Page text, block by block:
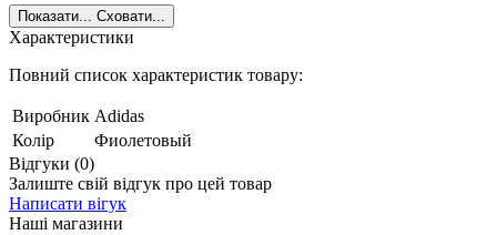
Показати... Сховати...
Характеристики
Повний список характеристик товару:
Виробник Adidas
Колір
Фиолетовый
Відгуки (0)
Залиште свій відгук про цей товар
Написати вігук
Наші магазини